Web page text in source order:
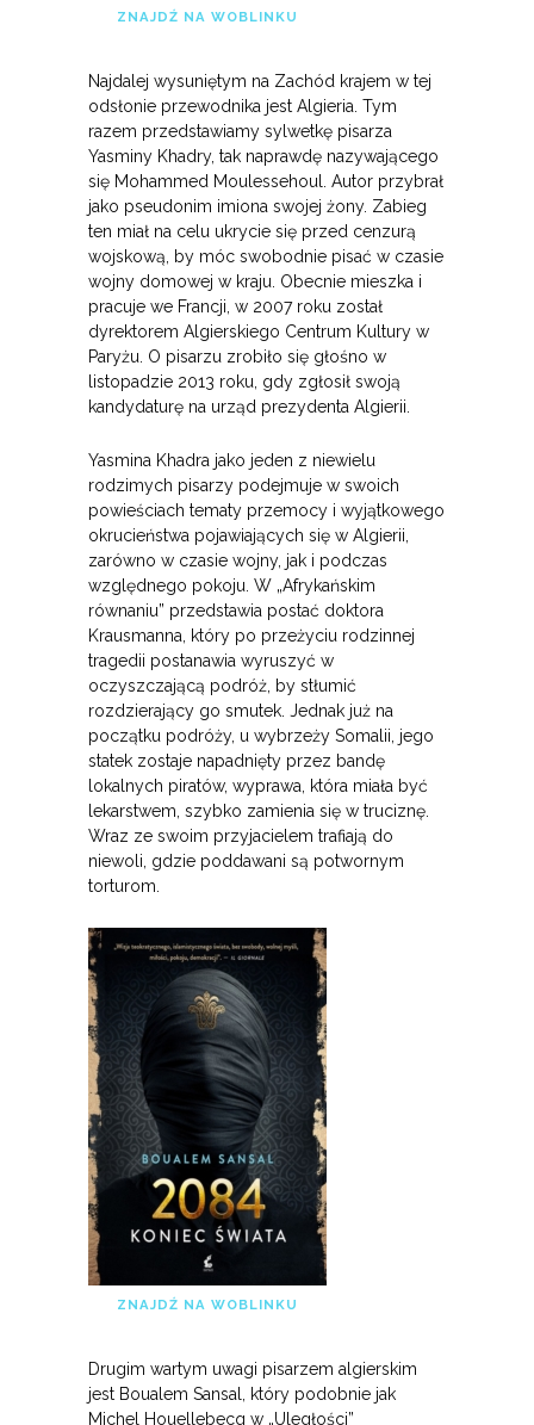
ZNAJDŹ NA WOBLINKU
Najdalej wysuniętym na Zachód krajem w tej
odsłonie przewodnika jest Algieria. Tym
razem przedstawiamy sylwetkę pisarza
Yasminy Khadry, tak naprawdę nazywającego
się Mohammed Moulessehoul. Autor przybrał
jako pseudonim imiona swojej żony. Zabieg
ten miał na celu ukrycie się przed cenzurą
wojskową, by móc swobodnie pisać w czasie
wojny domowej w kraju. Obecnie mieszka i
pracuje we Francji, w 2007 roku został
dyrektorem Algierskiego Centrum Kultury w
Paryżu. O pisarzu zrobiło się głośno w
listopadzie 2013 roku, gdy zgłosił swoją
kandydaturę na urząd prezydenta Algierii.
Yasmina Khadra jako jeden z niewielu
rodzimych pisarzy podejmuje w swoich
powieściach tematy przemocy i wyjątkowego
okrucieństwa pojawiających się w Algierii,
zarówno w czasie wojny, jak i podczas
względnego pokoju. W „Afrykańskim
równaniu” przedstawia postać doktora
Krausmanna, który po przeżyciu rodzinnej
tragedii postanawia wyruszyć w
oczyszczającą podróż, by stłumić
rozdzierający go smutek. Jednak już na
początku podróży, u wybrzeży Somalii, jego
statek zostaje napadnięty przez bandę
lokalnych piratów, wyprawa, która miała być
lekarstwem, szybko zamienia się w truciznę.
Wraz ze swoim przyjacielem trafiają do
niewoli, gdzie poddawani są potwornym
torturom.
ZNAJDŹ NA WOBLINKU
Drugim wartym uwagi pisarzem algierskim
jest Boualem Sansal, który podobnie jak
Michel Houellebecq w „Uległości”